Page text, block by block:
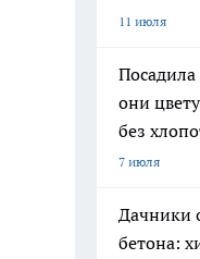
11 июля
они
без
7 июля
Дачники
бетона: